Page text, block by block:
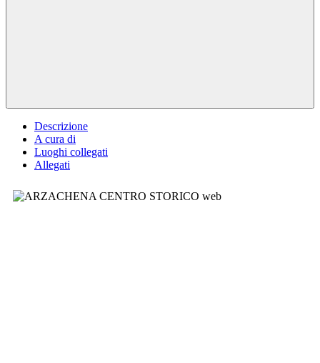
Descrizione
A cura di
Luoghi collegati
Allegati